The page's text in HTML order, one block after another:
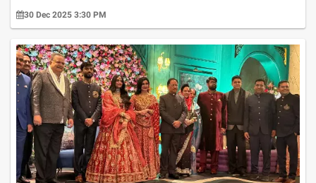
30 Dec 2025 3:30 PM